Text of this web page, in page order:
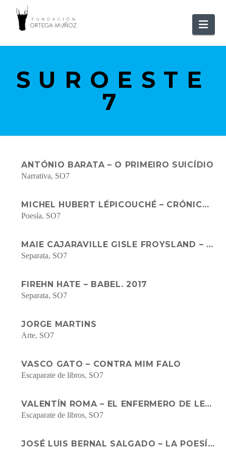
ORTEGA
MUÑOZ
SUROESTE
7
ANTÓNIO BARATA – O PRIMEIRO SUICÍDIO
Narrativa, SO7
MICHEL HUBERT LÉPICOUCHÉ – CRÓNICA DE INVIERNO EN LAS LLANURAS DEL SUR
Poesía, SO7
MAIE CAJARAVILLE GISLE FROYSLAND – DESDE TU ADN HASTA LA NSA
Separata, SO7
FIREHN HATE – BABEL. 2017
Separata, SO7
JORGE MARTINS
Arte, SO7
VASCO GATO – CONTRA MIM FALO
Escaparate de libros, SO7
VALENTÍN ROMA – EL ENFERMERO DE LENIN
Escaparate de libros, SO7
JOSÉ LUIS BERNAL SALGADO – LA POESÍA DE GERARDO DIEGO ESTUDIO BIBLIOGRÁFICO